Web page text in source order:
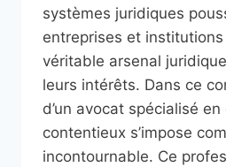
systèmes juridiques
entreprises et
véritable arsenal
leurs intérêts. Dans ce
d’un avocat spécialisé
contentieux s’impose
incontournable. Ce